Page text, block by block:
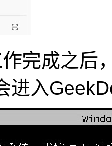
完成之后
进入